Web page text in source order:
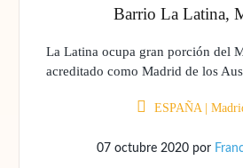
Barrio La Latina,
La Latina ocupa gran porción del
acreditado como Madrid de los
ESPAÑA
07 octubre 2020por